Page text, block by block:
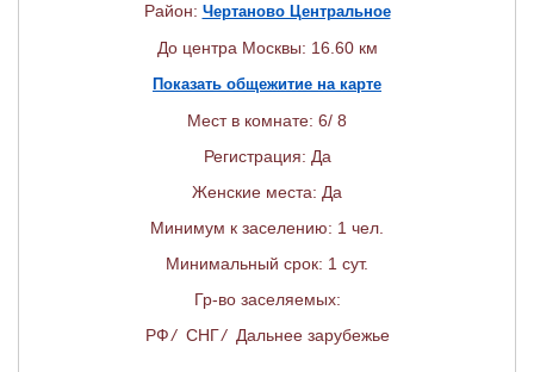
Район: Чертаново Центральное
До центра Москвы: 16.60 км
Показать общежитие на карте
Мест в комнате: 6/ 8
Регистрация: Да
Женские места: Да
Минимум к заселению: 1 чел.
Минимальный срок: 1 сут.
Гр-во заселяемых:
РФ/ СНГ/ Дальнее зарубежье